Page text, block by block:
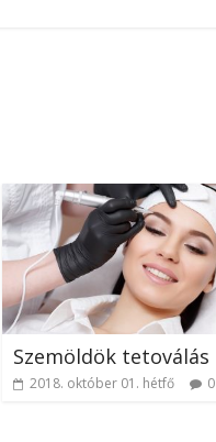
Szemöldök tetoválás
2018. október 01. hétfő 0